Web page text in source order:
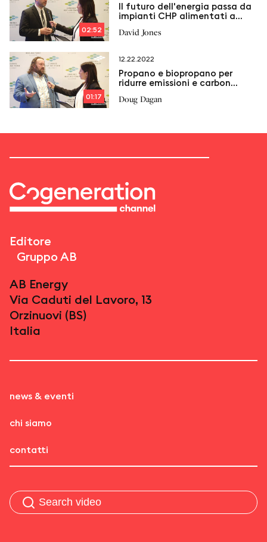
02:52
Il futuro dell'energia passa da
impianti CHP alimentati a
David Jones
01:17
12.22.2022
Propano e biopropano per
ridurre emissioni e carbon
cogenerazione
Doug Dagan
Editore
Gruppo AB
AB Energy
Via Caduti del Lavoro, 13
Orzinuovi (BS)
Italia
news & eventi
chi siamo
contatti